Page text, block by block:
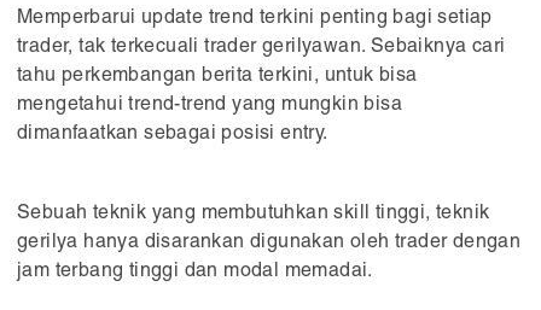
Memperbarui update trend terkini penting bagi setiap
trader, tak terkecuali trader gerilyawan. Sebaiknya cari
tahu perkembangan berita terkini, untuk bisa
mengetahui trend-trend yang mungkin bisa
dimanfaatkan sebagai posisi entry.
Sebuah teknik yang membutuhkan skill tinggi, teknik
gerilya hanya disarankan digunakan oleh trader dengan
jam terbang tinggi dan modal memadai.